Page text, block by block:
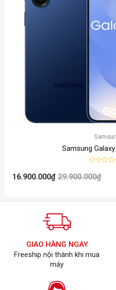
Samsung
xếp
hạng
29.900.000₫
16.900.000₫
GIAO HÀNG NGAY
Freeship nội thành khi mua
máy